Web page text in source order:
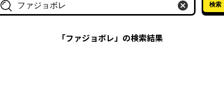
作品名・作家名で探す
検索
「ファジョボレ」の検索結果